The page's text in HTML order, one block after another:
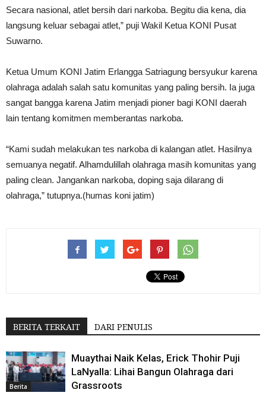
Secara nasional, atlet bersih dari narkoba. Begitu dia kena, dia
langsung keluar sebagai atlet,” puji Wakil Ketua KONI Pusat
Suwarno.
Ketua Umum KONI Jatim Erlangga Satriagung bersyukur karena
olahraga adalah salah satu komunitas yang paling bersih. Ia juga
sangat bangga karena Jatim menjadi pioner bagi KONI daerah
lain tentang komitmen memberantas narkoba.
“Kami sudah melakukan tes narkoba di kalangan atlet. Hasilnya
semuanya negatif. Alhamdulillah olahraga masih komunitas yang
paling clean. Jangankan narkoba, doping saja dilarang di
olahraga,” tutupnya.(humas koni jatim)
BERITA TERKAIT DARI PENULIS
Berita
Muaythai Naik Kelas, Erick Thohir Puji
LaNyalla: Lihai Bangun Olahraga dari
Grassroots